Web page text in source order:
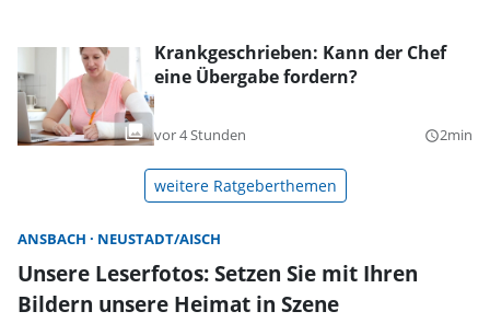
Krankgeschrieben: Kann der Chef
eine Übergabe fordern?
vor 4 Stunden query_builder2min
weitere Ratgeberthemen
ANSBACH NEUSTADT/AISCH
Unsere Leserfotos: Setzen Sie mit Ihren
Bildern unsere Heimat in Szene